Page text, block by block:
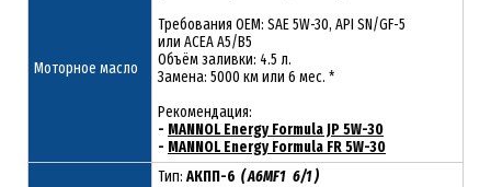
Моторное масло
Требования ОЕМ: SAE 5W-30, API SN/GF-5
или ACEA A5/B5
Объём заливки: 4.5 л.
Замена: 5000 км или 6 мес. *
Рекомендация:
- MANNOL Energy Formula JP 5W-30
- MANNOL Energy Formula FR 5W-30
Тип: АКПП-6 ( A6MF1 6/1 )